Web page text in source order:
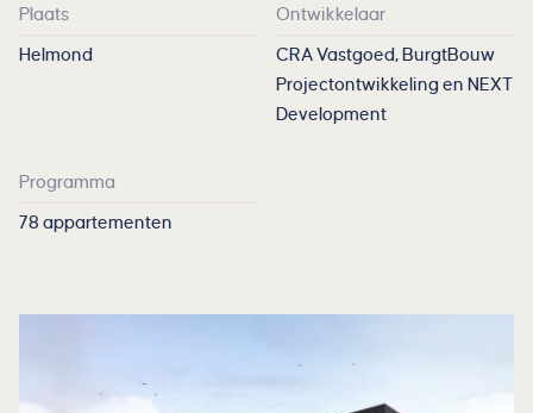
Plaats
Helmond
Ontwikkelaar
CRA Vastgoed, BurgtBouw
Projectontwikkeling en NEXT
Development
Programma
78 appartementen